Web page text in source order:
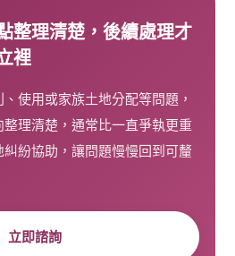
整理清楚，後續處理才
裡
使用或家族土地分配等問題，
理清楚，通常比一直爭執更重
紛協助，讓問題慢慢回到可釐
立即諮詢